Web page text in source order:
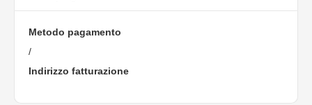
Metodo pagamento
/
Indirizzo fatturazione